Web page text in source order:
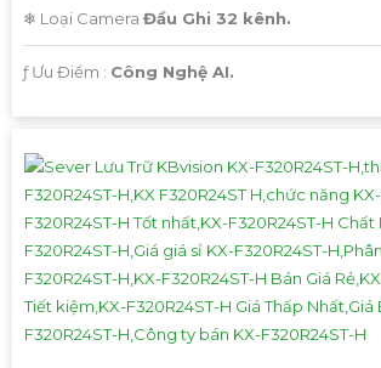
❄ Loại Camera Đầu Ghi 32 kênh.
️ƒ Ưu Điểm : Công Nghệ AI.